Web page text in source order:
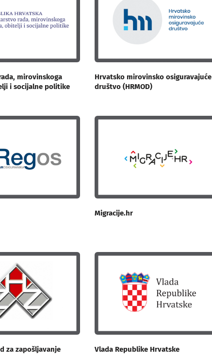
mirovinskoga
i socijalne politike
Hrvatsko mirovinsko osiguravajuće
društvo (HRMOD)
Migracije.hr
za zapošljavanje Vlada Republike Hrvatske